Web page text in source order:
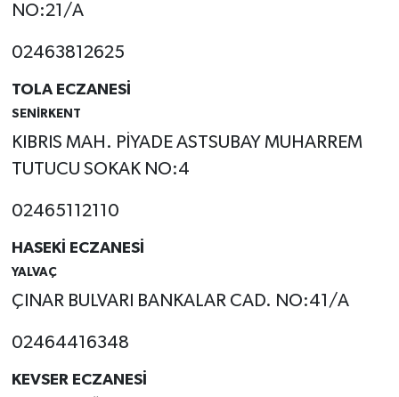
NO:21/A
02463812625
TOLA ECZANESİ
SENİRKENT
KIBRIS MAH. PİYADE ASTSUBAY MUHARREM
TUTUCU SOKAK NO:4
02465112110
HASEKİ ECZANESİ
YALVAÇ
ÇINAR BULVARI BANKALAR CAD. NO:41/A
02464416348
KEVSER ECZANESİ